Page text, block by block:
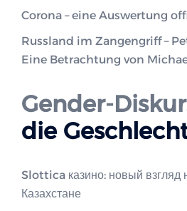
Corona – eine Auswertung
Russland im Zangengriff –
Eine Betrachtung von
Gender-
die
Slottica казино: новый взгляд
Казахстане